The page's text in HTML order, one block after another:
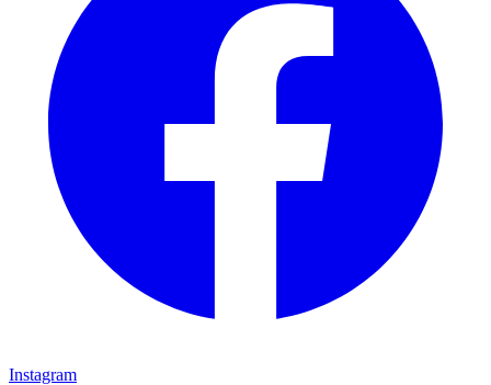
Instagram